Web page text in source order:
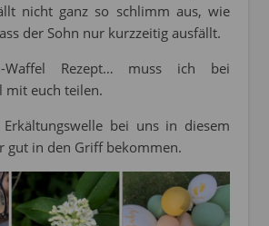
nicht ganz so schlimm aus, wie
der Sohn nur kurzzeitig ausfällt.
Waffel Rezept… muss ich bei
mit euch teilen.
bei uns in diesem
gut in den Griff bekommen.